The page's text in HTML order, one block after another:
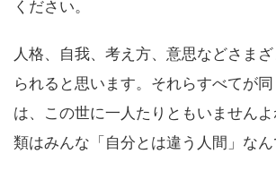
ください。
人格、自我、考え方、意思などさま
られると思います。それらすべてが
は、この世に一人たりともいません
類はみんな「自分とは違う人間」なん